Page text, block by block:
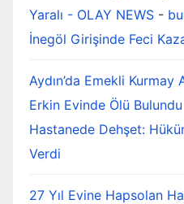
Yaralı - OLAY NEWS -
İnegöl Girişinde Feci
Aydın’da Emekli
Erkin Evinde Ölü
Hastanede Dehşet:
Verdi
27 Yıl Evine Hapsolan